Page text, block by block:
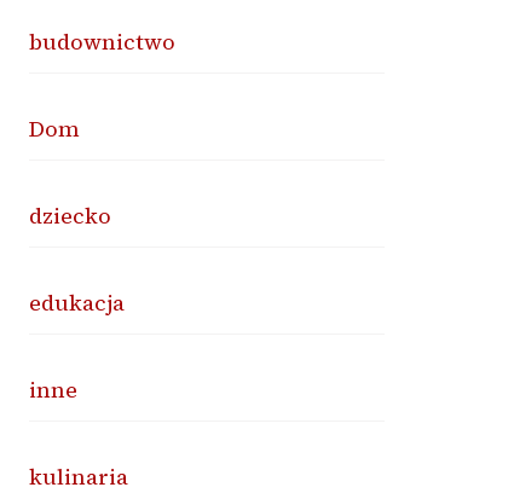
budownictwo
Dom
dziecko
edukacja
inne
kulinaria